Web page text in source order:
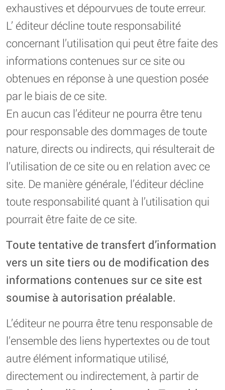
exhaustives et dépourvues de toute erreur.
L’ éditeur décline toute responsabilité
concernant l’utilisation qui peut être faite des
informations contenues sur ce site ou
obtenues en réponse à une question posée
par le biais de ce site.
En aucun cas l’éditeur ne pourra être tenu
pour responsable des dommages de toute
nature, directs ou indirects, qui résulterait de
l’utilisation de ce site ou en relation avec ce
site. De manière générale, l’éditeur décline
toute responsabilité quant à l’utilisation qui
pourrait être faite de ce site.
Toute tentative de transfert d’information
vers un site tiers ou de modification des
informations contenues sur ce site est
soumise à autorisation préalable.
L’éditeur ne pourra être tenu responsable de
l’ensemble des liens hypertextes ou de tout
autre élément informatique utilisé,
directement ou indirectement, à partir de